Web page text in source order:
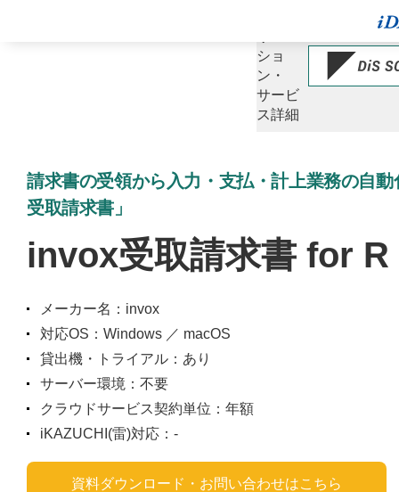
ショ
ン・
サービ
ス詳細
請求書の受領から入力・支払・計上業務の自
受取請求書」
invox受取請求書 for R
メーカー名：invox
対応OS：Windows ／ macOS
貸出機・トライアル：あり
サーバー環境：不要
クラウドサービス契約単位：年額
iKAZUCHI(雷)対応：-
資料ダウンロード・お問い合わせはこちら